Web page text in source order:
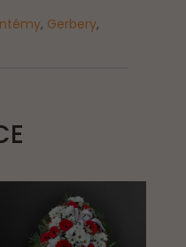
, Gerbery,